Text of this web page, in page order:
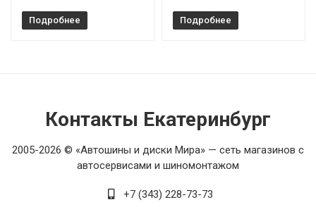
Подробнее Подробнее
Контакты Екатеринбург
2005-2026 © «Автошины и диски Мира» — сеть магазинов с
автосервисами и шиномонтажом
+7 (343) 228-73-73